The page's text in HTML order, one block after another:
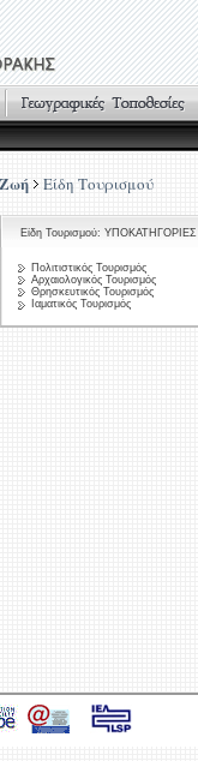
Είδη Τουρισμού
Είδη Τουρισμού: ΥΠΟΚΑΤΗΓΟΡΙΕΣ
Πολιτιστικός Τουρισμός
Αρχαιολογικός Τουρισμός
Θρησκευτικός Τουρισμός
Ιαματικός Τουρισμός